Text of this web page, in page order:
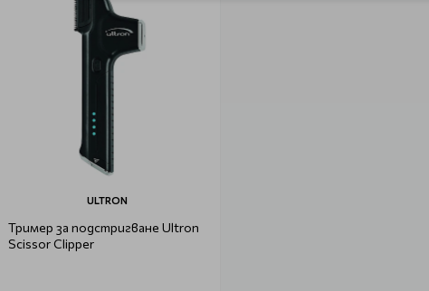
ULTRON
Тример за подстригване Ultron
Scissor Clipper